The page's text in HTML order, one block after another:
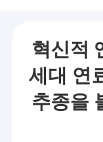
혁신적
세대 연
추종을